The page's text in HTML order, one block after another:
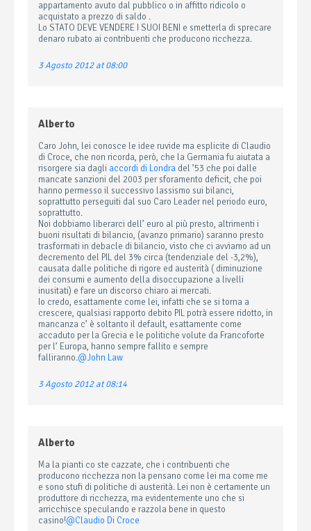
appartamento avuto dal pubblico o in affitto ridicolo o
acquistato a prezzo di saldo .
Lo STATO DEVE VENDERE I SUOI BENI e smetterla di sprecare
denaro rubato ai contribuenti che producono ricchezza.
3 Agosto 2012 at 08:00
Alberto
Caro John, lei conosce le idee ruvide ma esplicite di Claudio
di Croce, che non ricorda, però, che la Germania fu aiutata a
risorgere sia dagli accordi di Londra del ’53 che poi dalle
mancate sanzioni del 2003 per sforamento deficit, che poi
hanno permesso il successivo lassismo sui bilanci,
soprattutto perseguiti dal suo Caro Leader nel periodo euro,
soprattutto.
Noi dobbiamo liberarci dell’ euro al più presto, altrimenti i
buoni risultati di bilancio, (avanzo primario) saranno presto
trasformati in debacle di bilancio, visto che ci avviamo ad un
decremento del PIL del 3% circa (tendenziale del -3,2%),
causata dalle politiche di rigore ed austerità ( diminuzione
dei consumi e aumento della disoccupazione a livelli
inusitati) e fare un discorso chiaro ai mercati.
Io credo, esattamente come lei, infatti che se si torna a
crescere, qualsiasi rapporto debito PIL potrà essere ridotto, in
mancanza c’ è soltanto il default, esattamente come
accaduto per la Grecia e le politiche volute da Francoforte
per l’ Europa, hanno sempre fallito e sempre
falliranno.@John Law
3 Agosto 2012 at 08:14
Alberto
Ma la pianti co ste cazzate, che i contribuenti che
producono ricchezza non la pensano come lei ma come me
e sono stufi di politiche di austerità. Lei non è certamente un
produttore di ricchezza, ma evidentemente uno che si
arricchisce speculando e razzola bene in questo
casino!@Claudio Di Croce